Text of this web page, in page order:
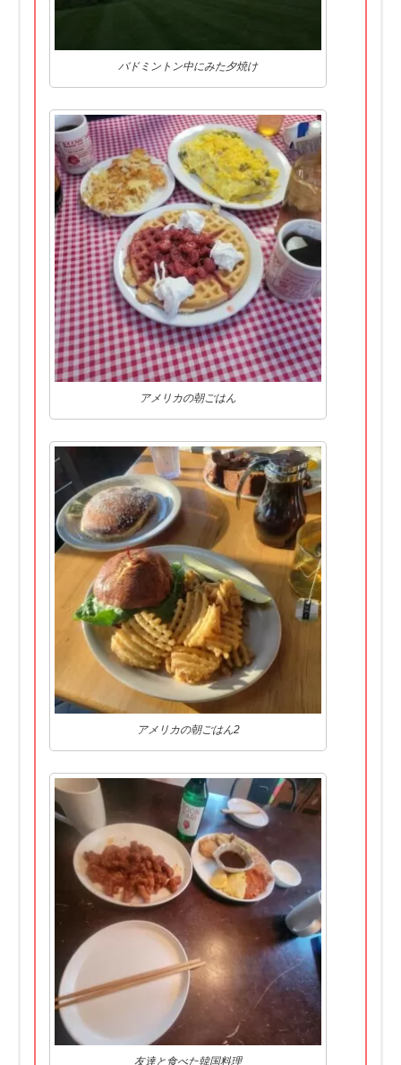
バドミントン中にみた夕焼け
アメリカの朝ごはん
アメリカの朝ごはん2
友達と食べた韓国料理